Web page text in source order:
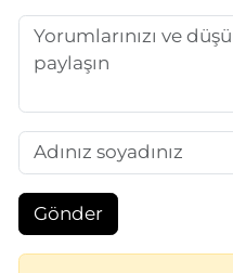
Gönder